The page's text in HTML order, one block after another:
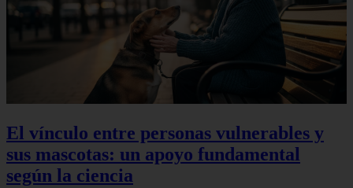
El vínculo entre personas vulnerables y
sus mascotas: un apoyo fundamental
según la ciencia